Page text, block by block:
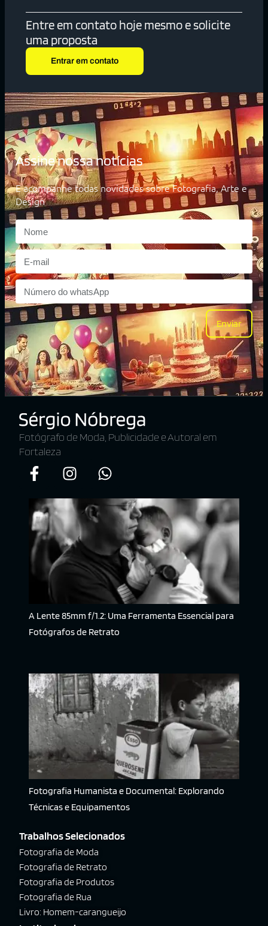
Entre em contato hoje mesmo e solicite
uma proposta
Entrar em contato
Assine nossa notícias
E acompanhe todas novidades sobre Fotografia, Arte e
Design
Enviar
Fotógrafo de Moda, Publicidade e Autoral em
Fortaleza
A Lente 85mm f/1.2: Uma Ferramenta Essencial para
Fotógrafos de Retrato
Fotografia Humanista e Documental: Explorando
Técnicas e Equipamentos
Trabalhos Selecionados
Fotografia de Moda
Fotografia de Retrato
Fotografia de Produtos
Fotografia de Rua
Livro: Homem-carangueijo